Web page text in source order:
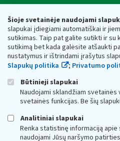
Šioje svetainėje naudojami
slapukai įdiegiami automatiškai ir
sutikimas. Taip pat galite sutikti ir su
sutikimą bet kada galėsite atšaukti
nustatymus ir ištrindami įrašytus
Slapukų politika
; Privatumo
Būtinieji slapukai
Naudojami sklandžiam
svetainės funkcijas. Be šių
Analitiniai slapukai
Renka statistinę informaciją
naudojami Jūsų naršymo
Respublikos finansų
Biudžetinė įstaiga. Juridinio asmens
adresas: Vasario 16-osios g. 14,
vmi@vmi.lt, E. pristatymo dėžutės
Duomenys apie Valstybinę mokesčių
Respublikos finansų ministerijos